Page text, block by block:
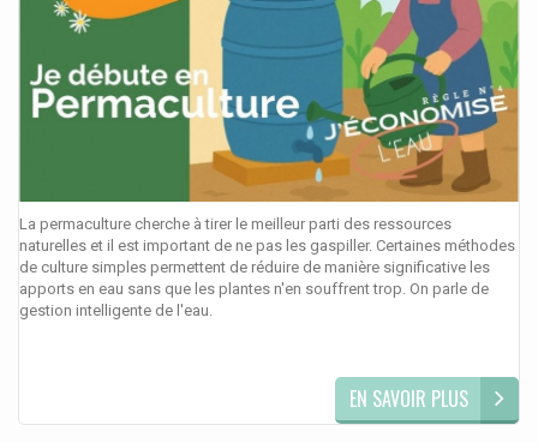
La permaculture cherche à tirer le meilleur parti des ressources
naturelles et il est important de ne pas les gaspiller. Certaines méthodes
de culture simples permettent de réduire de manière significative les
apports en eau sans que les plantes n'en souffrent trop. On parle de
gestion intelligente de l'eau.
EN SAVOIR PLUS